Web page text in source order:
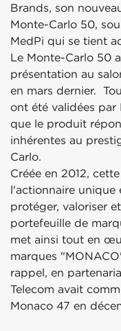
Brands, son
Monte-Carlo 50,
MedPi qui se tient
Le Monte-Carlo 50
présentation au
en mars dernier.
ont été validées par
que le produit
inhérentes au
Carlo.
Créée en 2012,
l'actionnaire
protéger, valoriser
portefeuille de
met ainsi tout en
marques
rappel, en
Telecom avait
Monaco 47 en